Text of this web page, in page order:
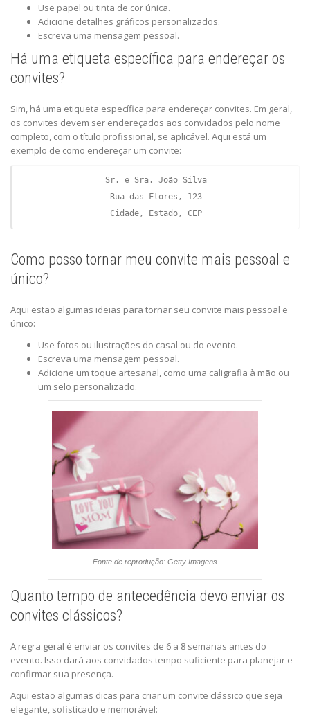
Use papel ou tinta de cor única.
Adicione detalhes gráficos personalizados.
Escreva uma mensagem pessoal.
Há uma etiqueta específica para endereçar os
convites?
Sim, há uma etiqueta específica para endereçar convites. Em geral,
os convites devem ser endereçados aos convidados pelo nome
completo, com o título profissional, se aplicável. Aqui está um
exemplo de como endereçar um convite:
Sr. e Sra. João Silva
Rua das Flores, 123
Cidade, Estado, CEP
Como posso tornar meu convite mais pessoal e
único?
Aqui estão algumas ideias para tornar seu convite mais pessoal e
único:
Use fotos ou ilustrações do casal ou do evento.
Escreva uma mensagem pessoal.
Adicione um toque artesanal, como uma caligrafia à mão ou
um selo personalizado.
Fonte de reprodução: Getty Imagens
Quanto tempo de antecedência devo enviar os
convites clássicos?
A regra geral é enviar os convites de 6 a 8 semanas antes do
evento. Isso dará aos convidados tempo suficiente para planejar e
confirmar sua presença.
Aqui estão algumas dicas para criar um convite clássico que seja
elegante, sofisticado e memorável: